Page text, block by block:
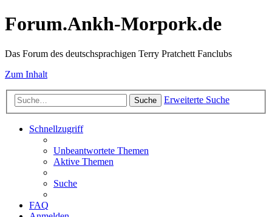
Forum.Ankh-Morpork.de
Das Forum des deutschsprachigen Terry Pratchett Fanclubs
Zum Inhalt
Suche Erweiterte Suche
Schnellzugriff
Unbeantwortete Themen
Aktive Themen
Suche
FAQ